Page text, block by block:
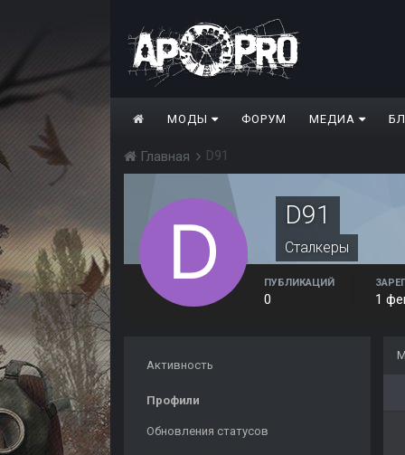
МОДЫ ФОРУМ МЕДИА
Главная D91
D91
Сталкеры
ПУБЛИКАЦИЙ
0 1
Активность
Профили
Обновления статусов